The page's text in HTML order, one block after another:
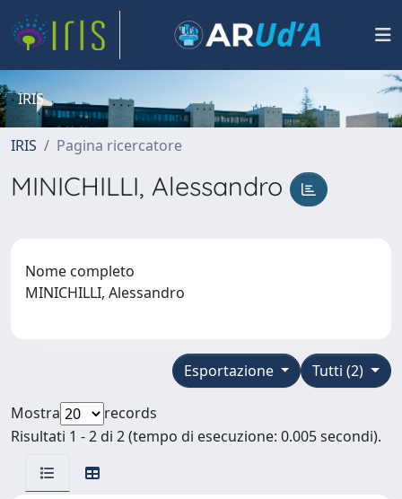
IRIS
IRIS Pagina ricercatore
MINICHILLI, Alessandro
Nome completo
MINICHILLI, Alessandro
Tutti (2)
Esportazione
Mostra
records
Risultati 1 - 2 di 2 (tempo di esecuzione: 0.005 secondi).